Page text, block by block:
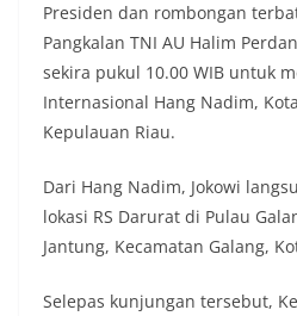
Presiden dan rombongan
Pangkalan TNI AU Halim
sekira pukul 10.00 WIB untuk
Internasional Hang Nadim,
Kepulauan Riau.
Dari Hang Nadim, Jokowi
lokasi RS Darurat di Pulau
Jantung, Kecamatan Galang,
Selepas kunjungan tersebut,